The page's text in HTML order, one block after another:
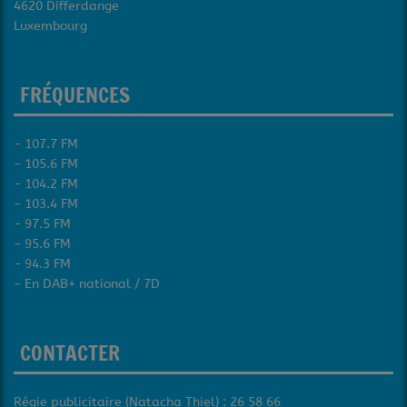
4620 Differdange
Luxembourg
FRÉQUENCES
- 107.7 FM
- 105.6 FM
- 104.2 FM
- 103.4 FM
- 97.5 FM
- 95.6 FM
- 94.3 FM
- En DAB+ national / 7D
CONTACTER
Régie publicitaire (Natacha Thiel) : 26 58 66